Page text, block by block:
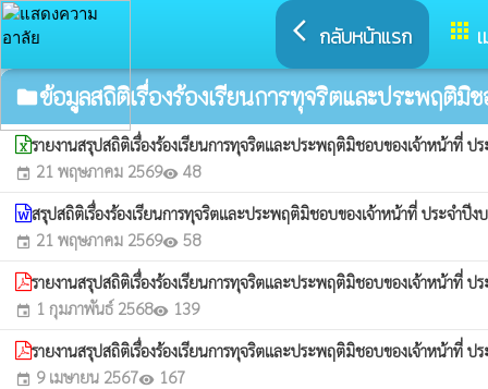
arrow_back_ios กลับหน้าแรก apps
folderข้อมูลสถิติเรื่องร้องเรียนการทุจริตและประพฤติมิ
รายงานสรุปสถิติเรื่องร้องเรียนการทุจริตและประพฤติมิชอบของเจ้าหน้าที่
event 21 พฤษภาคม 2569visibility 48
สรุปสถิติเรื่องร้องเรียนการทุจริตและประพฤติมิชอบของเจ้าหน้าที่ ประจำ
event 21 พฤษภาคม 2569visibility 58
รายงานสรุปสถิติเรื่องร้องเรียนการทุจริตและประพฤติมิชอบของเจ้าหน้า
event 1 กุมภาพันธ์ 2568visibility 139
รายงานสรุปสถิติเรื่องร้องเรียนการทุจริตและประพฤติมิชอบของเจ้าหน้า
event 9 เมษายน 2567visibility 167